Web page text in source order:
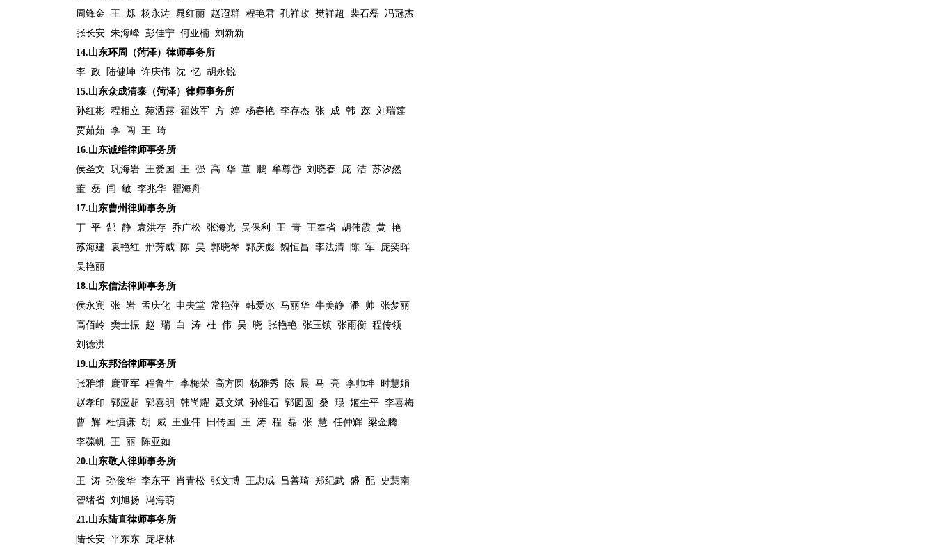
周锋金 王 烁 杨永涛 晁红丽 赵迢群 程艳君 孔祥政 樊祥超 裴石磊 冯冠杰
张长安 朱海峰 彭佳宁 何亚楠 刘新新
14.山东环周（菏泽）律师事务所
李 政 陆健坤 许庆伟 沈 忆 胡永锐
15.山东众成清泰（菏泽）律师事务所
孙红彬 程相立 苑洒露 翟效军 方 婷 杨春艳 李存杰 张 成 韩 蕊 刘瑞莲
贾茹茹 李 闯 王 琦
16.山东诚维律师事务所
侯圣文 巩海岩 王爱国 王 强 高 华 董 鹏 牟尊岱 刘晓春 庞 洁 苏汐然
董 磊 闫 敏 李兆华 翟海舟
17.山东曹州律师事务所
丁 平 郜 静 袁洪存 乔广松 张海光 吴保利 王 青 王奉省 胡伟霞 黄 艳
苏海建 袁艳红 邢芳威 陈 昊 郭晓琴 郭庆彪 魏恒昌 李法清 陈 军 庞奕晖
吴艳丽
18.山东信法律师事务所
侯永宾 张 岩 孟庆化 申夫堂 常艳萍 韩爱冰 马丽华 牛美静 潘 帅 张梦丽
高佰岭 樊士振 赵 瑞 白 涛 杜 伟 吴 晓 张艳艳 张玉镇 张雨衡 程传领
刘德洪
19.山东邦治律师事务所
张雅维 鹿亚军 程鲁生 李梅荣 高方圆 杨雅秀 陈 晨 马 亮 李帅坤
时慧娟
赵孝印 郭应超 郭喜明 韩尚耀 聂文斌 孙维石 郭圆圆 桑 琨 姬生平 李喜梅
曹 辉 杜慎谦 胡 威 王亚伟 田传国 王 涛 程 磊 张 慧 任仲辉 梁金腾
李葆帆 王 丽
陈亚如
20.山东敬人律师事务所
王 涛 孙俊华 李东平 肖青松 张文博 王忠成 吕善琦 郑纪武 盛 配
史慧南
智绪省 刘旭扬 冯海萌
21.山东陆直律师事务所
陆长安 平东东 庞培林